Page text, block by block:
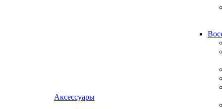
Аксессуары